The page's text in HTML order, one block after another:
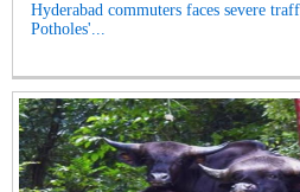
Hyderabad commuters faces severe
Potholes'...